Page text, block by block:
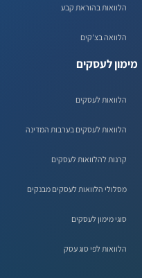
הלוואות בהוראת קבע
הלוואה בצ'קים
מימון לעסקים
הלוואות לעסקים
הלוואות לעסקים בערבות המדינה
קרנות להלוואות לעסקים
מסלולי הלוואות לעסקים מבנקים
סוגי מימון לעסקים
הלוואות לפי סוג עסק